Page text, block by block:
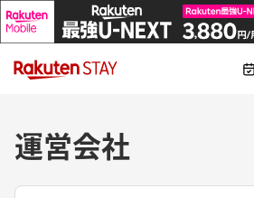
運営会社